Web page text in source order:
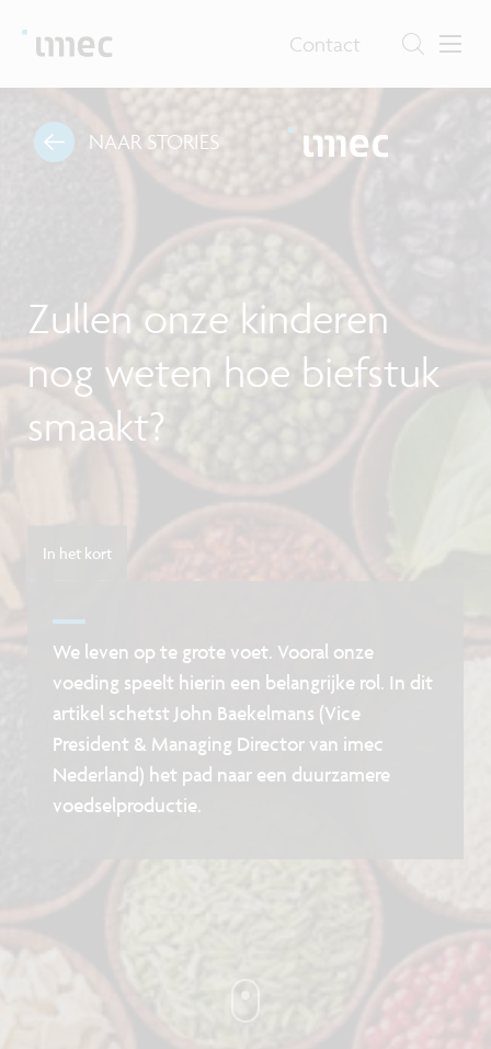
Contact
NAAR STORIES
Zullen onze kinderen
nog weten hoe biefstuk
smaakt?
In het kort
We leven op te grote voet. Vooral onze
voeding speelt hierin een belangrijke rol. In dit
artikel schetst John Baekelmans (Vice
President & Managing Director van imec
Nederland) het pad naar een duurzamere
voedselproductie.